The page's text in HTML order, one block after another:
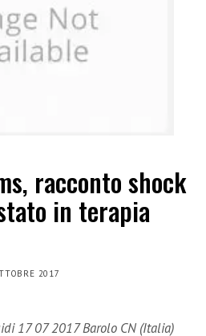
racconto shock
in terapia
2017
17 07 2017 Barolo CN (Italia)